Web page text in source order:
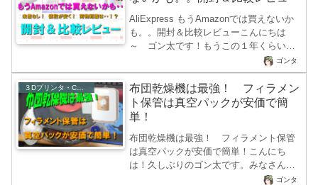
いと思います。皆さんもノートPCとかデ
ィスクトップパソコンなどの接続ポート
にUSBタイプCのコネクタがあるマシン
を使用していませんでしょうか。USBの
タイプCは色々拡張性があり、USB...
AliExpress もうAmazonでは買えないか
も。。開封＆比較レビューこんにちは
～ ゴン太です！もうこの１年くらい、
ずっと買い物はAliExpressとAmazonを見
比べて条件にあったほうで購入してきま
した。 皆さんはAliExpressってご存知
でしょうか？中国の大手ショッピングサ
イトのアリババが運営するAliExpressで
きますが、どちらかというと使い勝手が
非常にいいスマートフォンアプリでのシ
ョッピングがおすすめです。カナダの会
ゴンタ
３Dプリンタ・CNC・レーザー
布団乾燥機は最強！ フィラメン
ト保管は真空パックが安価で簡
単！
布団乾燥機は最強！ フィラメント保管
は真空パックが安価で簡単！こんにち
は！久しぶりのゴン太です。みなさんは
３Ｄプリンターのフィラメント保管はど
ゴンタ